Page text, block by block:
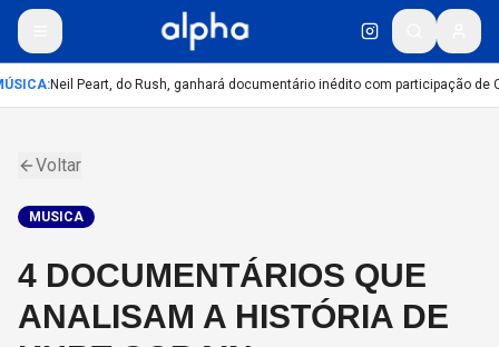
:Neil Peart, do Rush, ganhará documentário inédito com participação de
Voltar
MUSICA
4 DOCUMENTÁRIOS QUE
ANALISAM A HISTÓRIA DE